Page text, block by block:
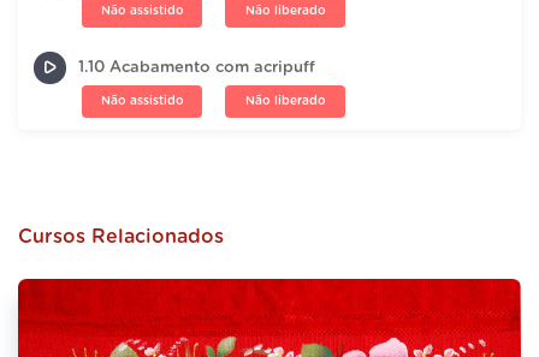
Não assistido Não liberado
1.10 Acabamento com acripuff
Não assistido Não liberado
Cursos Relacionados